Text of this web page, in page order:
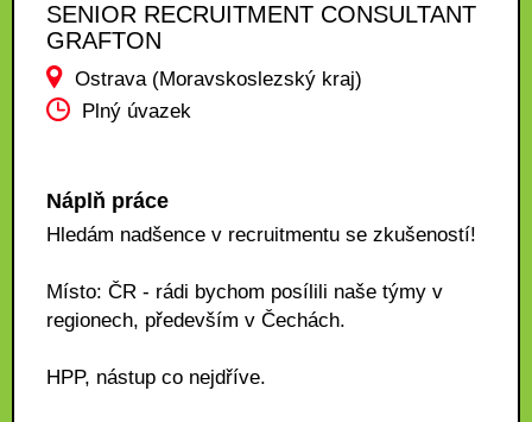
SENIOR RECRUITMENT CONSULTANT
GRAFTON
Ostrava (Moravskoslezský kraj)
Plný úvazek
Náplň práce
Hledám nadšence v recruitmentu se zkušeností!
Místo: ČR - rádi bychom posílili naše týmy v
regionech, především v Čechách.
HPP, nástup co nejdříve.